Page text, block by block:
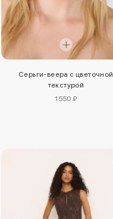
Серьги-веера с цветочной
текстурой
1550 ₽